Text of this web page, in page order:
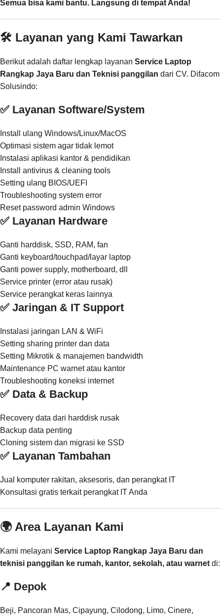
Semua bisa kami bantu. Langsung di tempat Anda!
🛠️ Layanan yang Kami Tawarkan
Berikut adalah daftar lengkap layanan Service Laptop
Rangkap Jaya Baru dan Teknisi panggilan dari CV. Difacom
Solusindo:
✅ Layanan Software/System
Install ulang Windows/Linux/MacOS
Optimasi sistem agar tidak lemot
Instalasi aplikasi kantor & pendidikan
Install antivirus & cleaning tools
Setting ulang BIOS/UEFI
Troubleshooting system error
Reset password admin Windows
✅ Layanan Hardware
Ganti harddisk, SSD, RAM, fan
Ganti keyboard/touchpad/layar laptop
Ganti power supply, motherboard, dll
Service printer (error atau rusak)
Service perangkat keras lainnya
✅ Jaringan & IT Support
Instalasi jaringan LAN & WiFi
Setting sharing printer dan data
Setting Mikrotik & manajemen bandwidth
Maintenance PC warnet atau kantor
Troubleshooting koneksi internet
✅ Data & Backup
Recovery data dari harddisk rusak
Backup data penting
Cloning sistem dan migrasi ke SSD
✅ Layanan Tambahan
Jual komputer rakitan, aksesoris, dan perangkat IT
Konsultasi gratis terkait perangkat IT Anda
🌍 Area Layanan Kami
Kami melayani Service Laptop Rangkap Jaya Baru dan
teknisi panggilan ke rumah, kantor, sekolah, atau warnet di:
📍 Depok
Beji, Pancoran Mas, Cipayung, Cilodong, Limo, Cinere,